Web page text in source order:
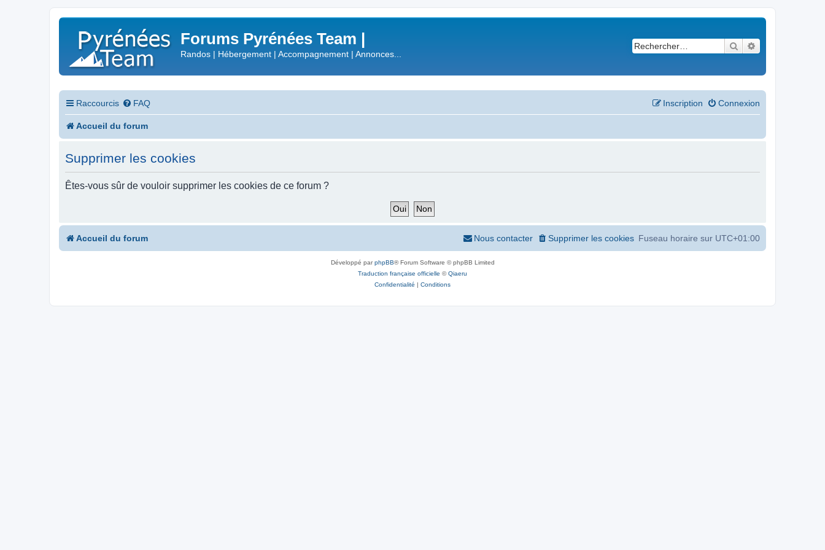
Forums Pyrénées Team |
Randos | Hébergement | Accompagnement | Annonces...
Rechercher
Raccourcis FAQ Connexion
Inscription
Accueil du forum
Supprimer les cookies
Êtes-vous sûr de vouloir supprimer les cookies de ce forum ?
Accueil du forum Fuseau horaire sur UTC+01:00
Supprimer les cookies
Nous contacter
Développé parphpBB® Forum Software © phpBB Limited
Traduction française officielle ©Qiaeru
Confidentialité | Conditions